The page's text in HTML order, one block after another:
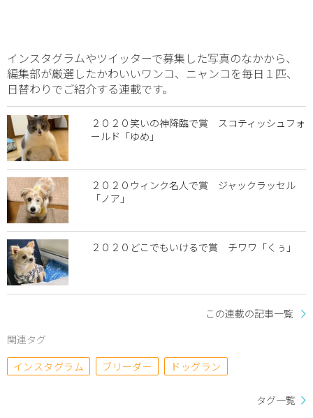
インスタグラムやツイッターで募集した写真のなかから、
編集部が厳選したかわいいワンコ、ニャンコを毎日１匹、
日替わりでご紹介する連載です。
２０２０笑いの神降臨で賞 スコティッシュフォ
ールド「ゆめ」
２０２０ウィンク名人で賞 ジャックラッセル
「ノア」
２０２０どこでもいけるで賞 チワワ「くぅ」
この連載の記事一覧
関連タグ
インスタグラム
ブリーダー ドッグラン
タグ一覧